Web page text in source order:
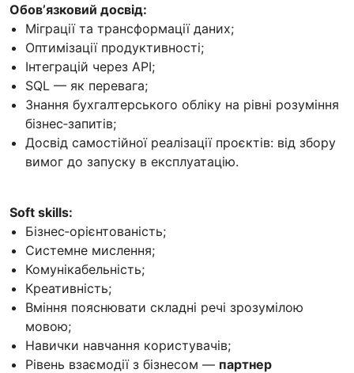
Обовʼязковий досвід:
Міграції та трансформації даних;
Оптимізації продуктивності;
Інтеграцій через API;
SQL — як перевага;
Знання бухгалтерського обліку на рівні розуміння
бізнес‑запитів;
Досвід самостійної реалізації проєктів: від збору
вимог до запуску в експлуатацію.
Soft skills:
Бізнес‑орієнтованість;
Системне мислення;
Комунікабельність;
Креативність;
Вміння пояснювати складні речі зрозумілою
мовою;
Навички навчання користувачів;
Рівень взаємодії з бізнесом — партнер